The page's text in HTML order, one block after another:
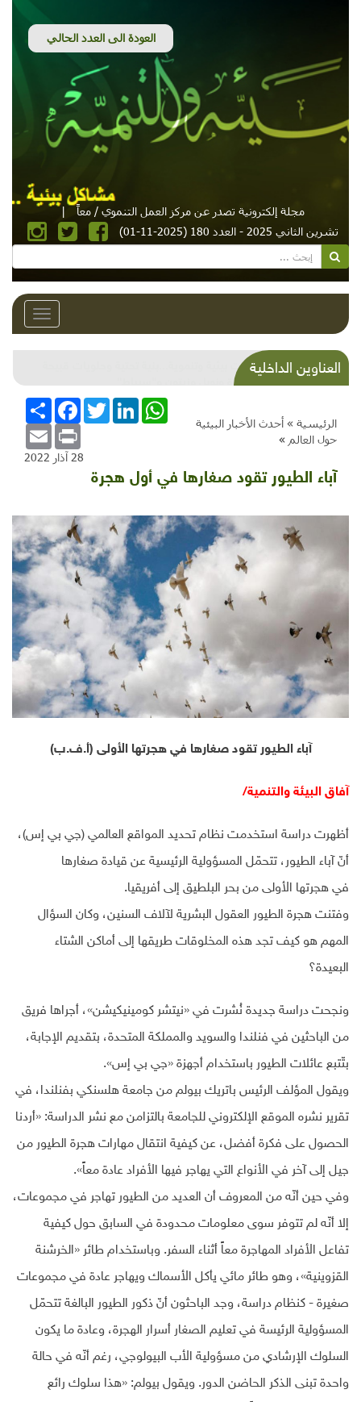
مجلة إلكترونية تصدر عن مركز العمل التنموي / معاً
|
تشرين الثاني 2025 - العدد 180 (2025-11-01)
Toggle
العناوين الداخليةشذرات بيئية وتنموية...بنية تحتية وحلويات قبيحة
وحاكورة ونوبل وزيتون و"سيباط"
الرئيسية » أحدث الأخبار البيئية
حول العالم »
انشر
FacebookTwitterLinkedInWhatsApp
Email Print
28 آذار 2022
آباء الطيور تقود صغارها في أول هجرة
آباء الطيور تقود صغارها في هجرتها الأولى (أ.ف.ب)
آفاق البيئة والتنمية/
أظهرت دراسة استخدمت نظام تحديد المواقع العالمي (جي بي إس)،
أنّ آباء الطيور، تتحمّل المسؤولية الرئيسية عن قيادة صغارها
في هجرتها الأولى من بحر البلطيق إلى أفريقيا.
وفتنت هجرة الطيور العقول البشرية لآلاف السنين، وكان السؤال
المهم هو كيف تجد هذه المخلوقات طريقها إلى أماكن الشتاء
البعيدة؟
ونجحت دراسة جديدة نُشرت في «نيتشر كومينيكيشن»، أجراها فريق
من الباحثين في فنلندا والسويد والمملكة المتحدة، بتقديم الإجابة،
بتّتبع عائلات الطيور باستخدام أجهزة «جي بي إس».
ويقول المؤلف الرئيس باتريك بيولم من جامعة هلسنكي بفنلندا، في
تقرير نشره الموقع الإلكتروني للجامعة بالتزامن مع نشر الدراسة: «أردنا
الحصول على فكرة أفضل، عن كيفية انتقال مهارات هجرة الطيور من
جيل إلى آخر في الأنواع التي يهاجر فيها الأفراد عادة معاً».
وفي حين أنّه من المعروف أن العديد من الطيور تهاجر في مجموعات،
إلا أنّه لم تتوفر سوى معلومات محدودة في السابق حول كيفية
تفاعل الأفراد المهاجرة معاً أثناء السفر. وباستخدام طائر «الخرشنة
القزوينية»، وهو طائر مائي يأكل الأسماك ويهاجر عادة في مجموعات
صغيرة - كنظام دراسة، وجد الباحثون أنّ ذكور الطيور البالغة تتحمّل
المسؤولية الرئيسة في تعليم الصغار أسرار الهجرة، وعادة ما يكون
السلوك الإرشادي من مسؤولية الأب البيولوجي، رغم أنّه في حالة
واحدة تبنى الذكر الحاضن الدور. ويقول بيولم: «هذا سلوك رائع